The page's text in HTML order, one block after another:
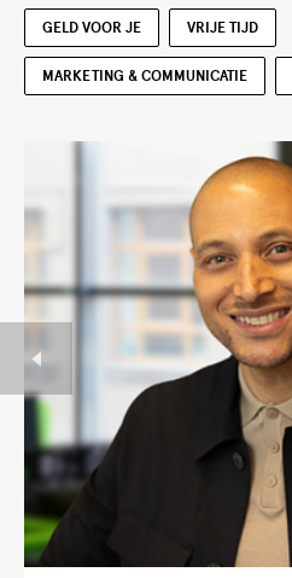
GELD VOOR JE VRIJE TIJD
MARKETING & COMMUNICATIE